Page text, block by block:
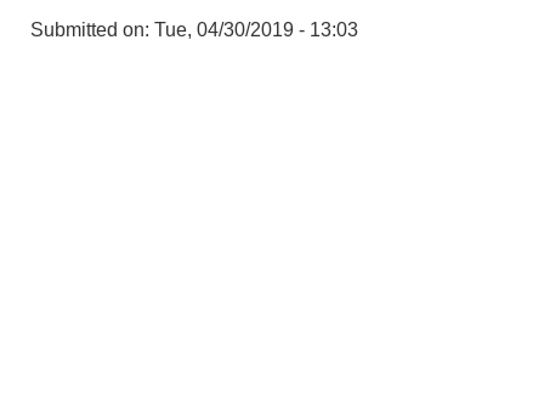
Submitted on: Tue, 04/30/2019 - 13:03